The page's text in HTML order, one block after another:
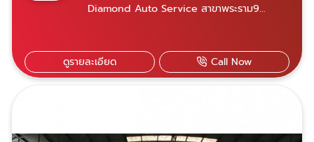
Diamond Auto Service สาขาพระราม9
ครับDiamond auto service ศูนย์บริการซ่อม
บำรุง-ซ่อมสีรถยุโรปมาตรฐาน ด้วยประสบการณ์
กว่า 20 ปี มีอุปกรณ์ซ่อมครบวงจร เครื่องมือ
ดูรายละเอียด Call Now